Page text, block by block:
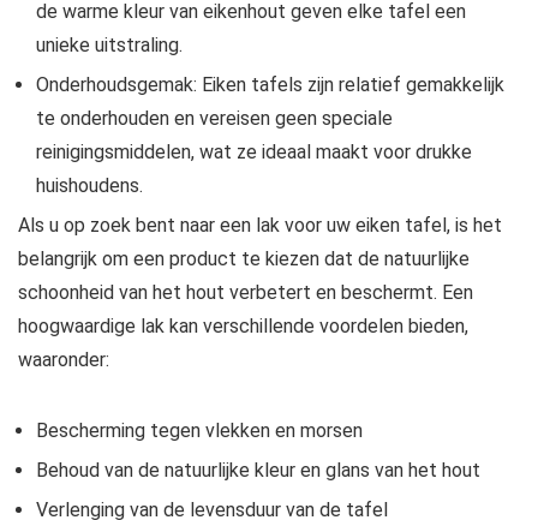
de warme kleur van eikenhout geven elke tafel een
unieke uitstraling.
Onderhoudsgemak: Eiken tafels zijn relatief gemakkelijk
te onderhouden en vereisen geen speciale
reinigingsmiddelen, wat ze ideaal maakt voor drukke
huishoudens.
Als u op zoek bent naar een lak voor uw eiken tafel, is het
belangrijk om een product te kiezen dat de natuurlijke
schoonheid van het hout verbetert en beschermt. Een
hoogwaardige lak kan verschillende voordelen bieden,
waaronder:
Bescherming tegen vlekken en morsen
Behoud van de natuurlijke kleur en glans van het hout
Verlenging van de levensduur van de tafel